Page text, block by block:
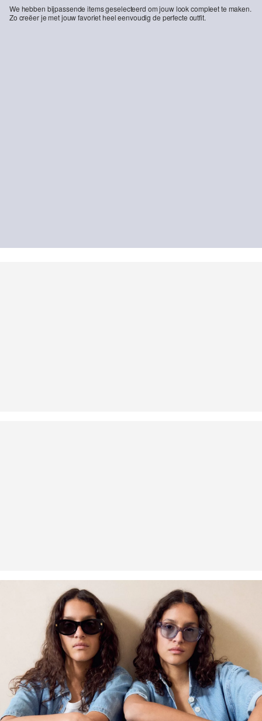
We hebben bijpassende items geselecteerd om jouw look compleet te maken.
Zo creëer je met jouw favoriet heel eenvoudig de perfecte outfit.